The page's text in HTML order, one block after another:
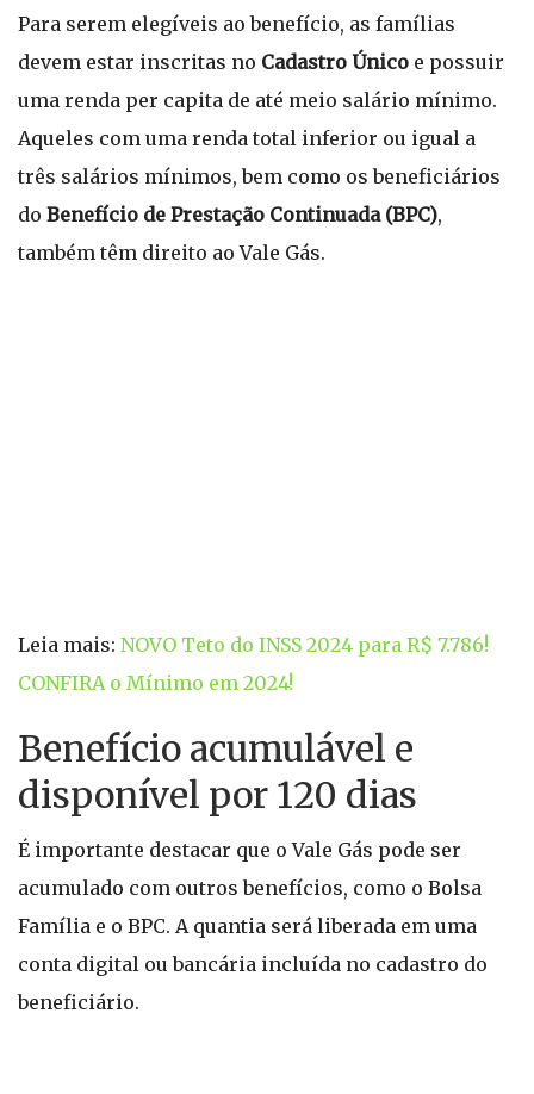
Para serem elegíveis ao benefício, as famílias
devem estar inscritas no Cadastro Único e possuir
uma renda per capita de até meio salário mínimo.
Aqueles com uma renda total inferior ou igual a
três salários mínimos, bem como os beneficiários
do Benefício de Prestação Continuada (BPC),
também têm direito ao Vale Gás.
Leia mais: NOVO Teto do INSS 2024 para R$ 7.786!
CONFIRA o Mínimo em 2024!
Benefício acumulável e
disponível por 120 dias
É importante destacar que o Vale Gás pode ser
acumulado com outros benefícios, como o Bolsa
Família e o BPC. A quantia será liberada em uma
conta digital ou bancária incluída no cadastro do
beneficiário.